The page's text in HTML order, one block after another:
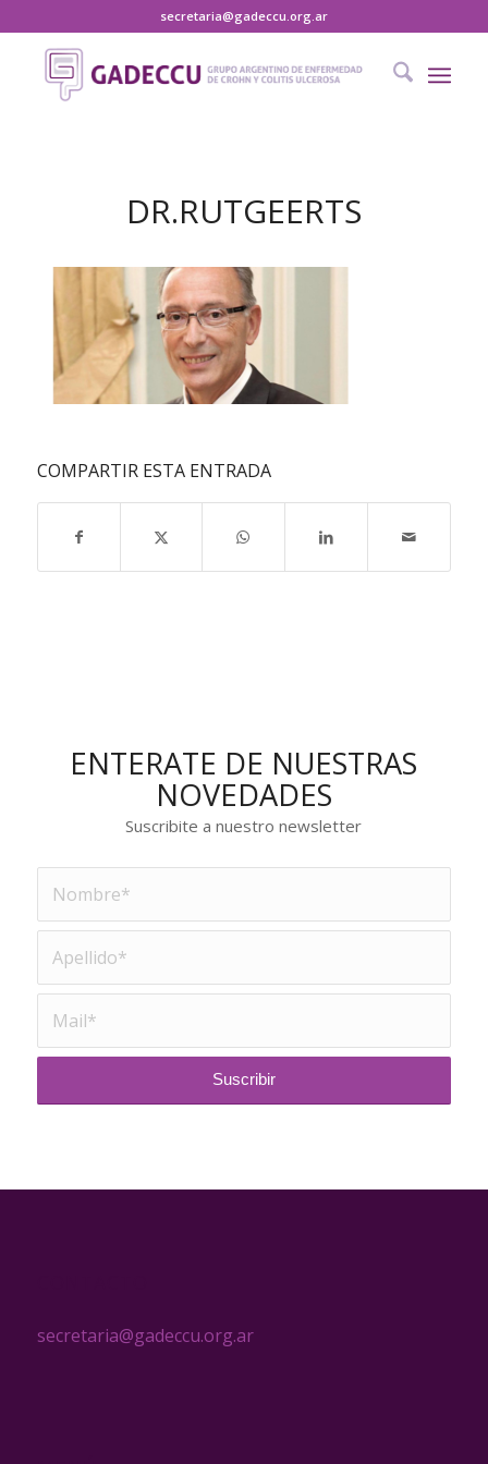
secretaria@gadeccu.org.ar
DR.RUTGEERTS
COMPARTIR ESTA ENTRADA
ENTERATE DE NUESTRAS
NOVEDADES
Suscribite a nuestro newsletter
secretaria@gadeccu.org.ar